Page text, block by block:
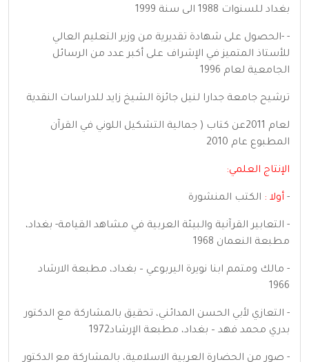
بغداد للسنوات 1988 الى سنة 1999
- -الحصول على شهادة تقديرية من وزير التعليم العالي
للأستاذ المتميز في الإشراف على أكبر عدد من الرسائل
الجامعية لعام 1996
ترشيح جامعة جدارا لنيل جائزة الشيخ زايد للدراسات النقدية
لعام 2011عن كتاب ( جمالية التشكيل اللوني في القرآن
المطبوع عام 2010
الإنتاج العلمي:
- أولا : الكتب المنشورة
- التعابير القرآنية والبيئة العربية في مشاهد القيامة- بغداد،
مطبعة النعمان 1968
- مالك ومتمم ابنا نويرة اليربوعي – بغداد، مطبعة الارشاد
1966
- التعازي لأبي الحسن المدائني، تحقيق بالمشاركة مع الدكتور
بدري محمد فهد – بغداد، مطبعة الإرشاد1972
- صور من الحضارة العربية الاسلامية، بالمشاركة مع الدكتور